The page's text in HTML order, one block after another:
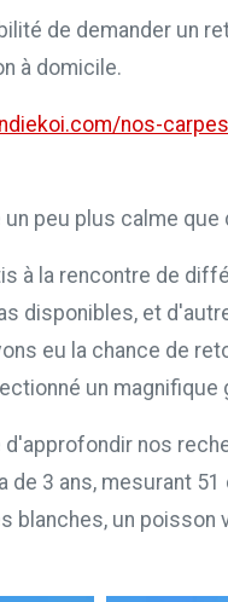
de demander un
à domicile.
nos-
peu plus calme que
à la rencontre de
disponibles, et
eu la chance de
un magnifique
d'approfondir nos
de 3 ans, mesurant
blanches, un